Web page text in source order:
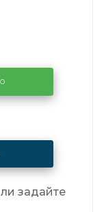
задайте